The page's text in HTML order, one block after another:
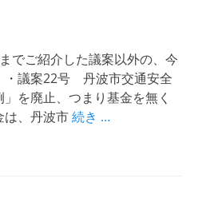
ご紹介した議案以外の、今
・議案22号 丹波市交通安全
を廃止、つまり基金を無く
、丹波市続き …